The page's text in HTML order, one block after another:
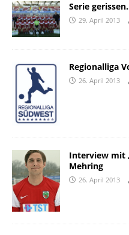
Serie
29. April 2013
Regionalliga
26. April 2013
Interview mit
Mehring
26. April 2013